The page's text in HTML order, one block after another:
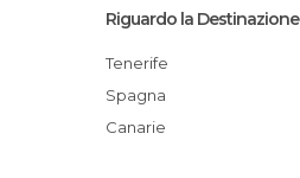
Riguardo la Destinazione
Tenerife
Spagna
Canarie